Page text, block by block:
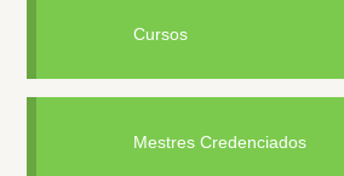
Cursos
Mestres Credenciados